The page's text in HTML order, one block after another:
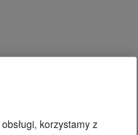
korzystamy z